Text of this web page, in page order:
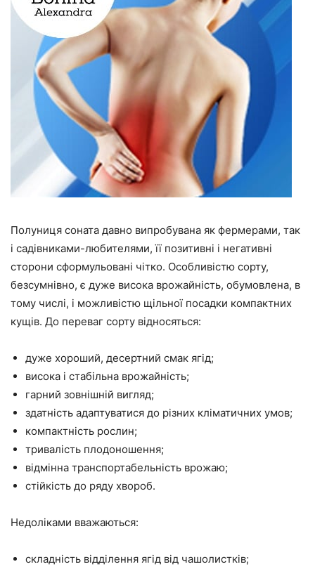
Полуниця соната давно випробувана як фермерами, так
і садівниками-любителями, її позитивні і негативні
сторони сформульовані чітко. Особливістю сорту,
безсумнівно, є дуже висока врожайність, обумовлена, в
тому числі, і можливістю щільної посадки компактних
кущів. До переваг сорту відносяться:
дуже хороший, десертний смак ягід;
висока і стабільна врожайність;
гарний зовнішній вигляд;
здатність адаптуватися до різних кліматичних умов;
компактність рослин;
тривалість плодоношення;
відмінна транспортабельність врожаю;
стійкість до ряду хвороб.
Недоліками вважаються:
складність відділення ягід від чашолистків;